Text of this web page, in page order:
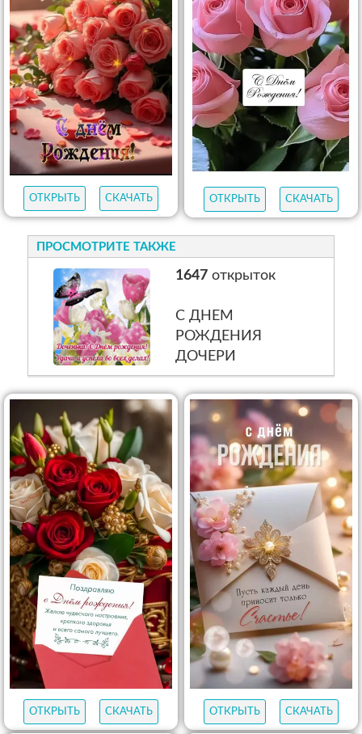
ОТКРЫТЬ СКАЧАТЬ ОТКРЫТЬ СКАЧАТЬ
ПРОСМОТРИТЕ ТАКЖЕ
1647открыток
С ДНЕМ
РОЖДЕНИЯ
ДОЧЕРИ
ОТКРЫТЬ СКАЧАТЬ ОТКРЫТЬ СКАЧАТЬ